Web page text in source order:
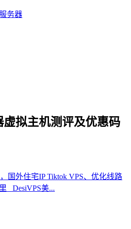
务器
虚拟主机测评及优惠码
国外住宅IP Tiktok VPS、优化线路
DesiVPS美...